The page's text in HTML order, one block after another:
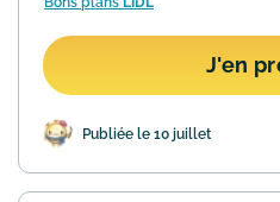
J'en
Publiée le 10 juillet